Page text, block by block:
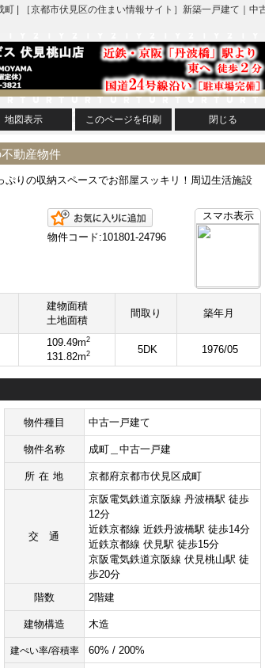
| ［京都市伏見区の住まい情報サイト］新築一戸建て｜
地図表示 このページを印刷 閉じる
動産物件
りの収納スペースでお部屋スッキリ！周辺生活施設
スマホ表示
お気に入りに追加
物件コード:101801-24796
建物面積
土地面積
間取り 築年月
109.49m2
131.82m2 5DK 1976/05
物件種目 中古一戸建て
物件名称 成町＿中古一戸建
所在地 京都府京都市伏見区成町
交通
京阪電気鉄道京阪線 丹波橋駅 徒歩
12分
近鉄京都線 近鉄丹波橋駅 徒歩14分
近鉄京都線 伏見駅 徒歩15分
京阪電気鉄道京阪線 伏見桃山駅 徒
歩20分
階数
2階建
建物構造 木造
建ぺい率/容積率 60% / 200%